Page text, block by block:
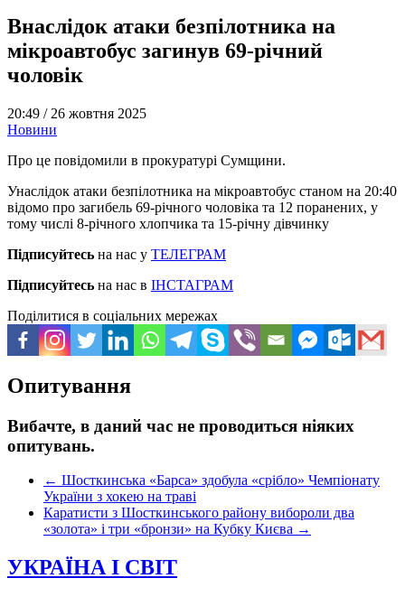
Внаслідок атаки безпілотника на
мікроавтобус загинув 69-річний
чоловік
20:49 / 26 жовтня 2025
Новини
Про це повідомили в прокуратурі Сумщини.
Унаслідок атаки безпілотника на мікроавтобус станом на 20:40
відомо про загибель 69-річного чоловіка та 12 поранених, у
тому числі 8-річного хлопчика та 15-річну дівчинку
Підписуйтесь на нас у ТЕЛЕГРАМ
Підписуйтесь на нас в ІНСТАГРАМ
Поділитися в соціальних мережах
Опитування
Вибачте, в даний час не проводиться ніяких
опитувань.
← Шосткинська «Барса» здобула «срібло» Чемпіонату
України з хокею на траві
Каратисти з Шосткинського району вибороли два
«золота» і три «бронзи» на Кубку Києва →
УКРАЇНА І СВІТ